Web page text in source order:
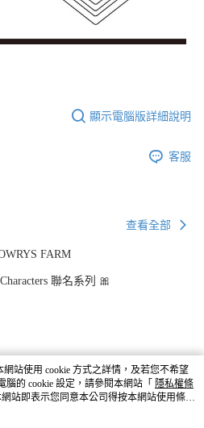
顯示電腦版詳細說明
客服
查看全部
FARM
聯名系列 🎀
站使用 cookie 方式之詳情，及若您不希望
腦的 cookie 設定，請參閱本網站「 隱私權條
站即表示您同意本公司得按本網站使用條款